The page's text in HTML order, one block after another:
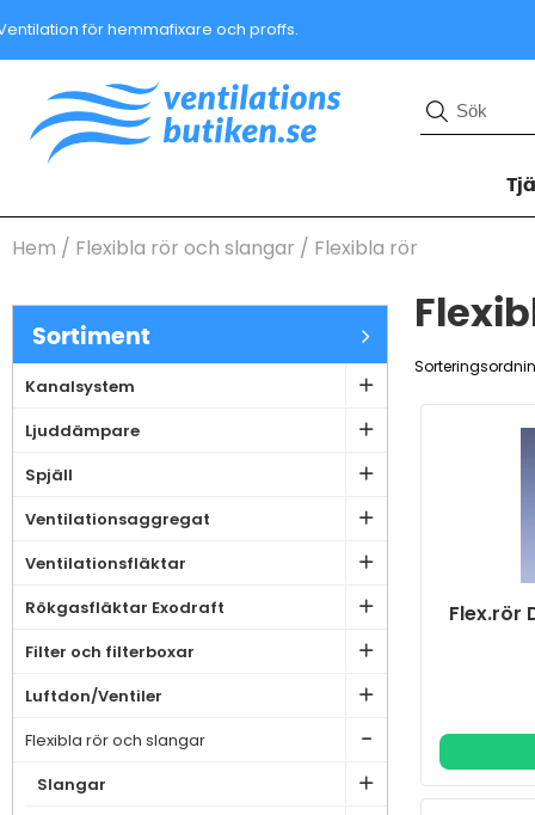
för hemmafixare och proffs.
Hem / Flexibla rör och slangar / Flexibla rör
Sortiment
Kanalsystem
Ljuddämpare
Spjäll
Ventilationsaggregat
Ventilationsfläktar
Rökgasfläktar Exodraft
Filter och filterboxar
Luftdon/Ventiler
Flexibla rör och slangar
Slangar
Flex.rör